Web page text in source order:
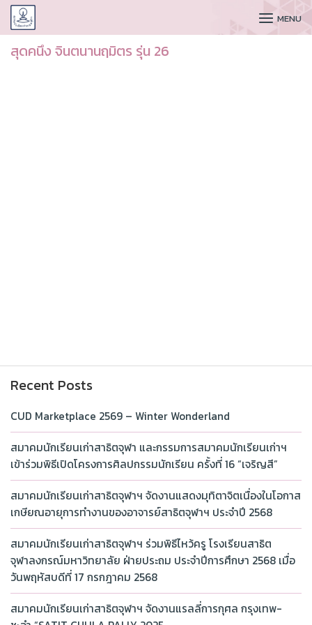
CUDAA MENU
สุดคนึง จินตนานฤมิตร รุ่น 26
Recent Posts
CUD Marketplace 2569 – Winter Wonderland
สมาคมนักเรียนเก่าสาธิตจุฬา และกรรมการสมาคมนักเรียนเก่าฯ
เข้าร่วมพิธีเปิดโครงการศิลปกรรมนักเรียน ครั้งที่ 16 “เจริญสี”
สมาคมนักเรียนเก่าสาธิตจุฬาฯ จัดงานแสดงมุทิตาจิตเนื่องในโอกาส
เกษียณอายุการทำงานของอาจารย์สาธิตจุฬาฯ ประจำปี 2568
สมาคมนักเรียนเก่าสาธิตจุฬาฯ ร่วมพิธีไหว้ครู โรงเรียนสาธิต
จุฬาลงกรณ์มหาวิทยาลัย ฝ่ายประถม ประจำปีการศึกษา 2568 เมื่อ
วันพฤหัสบดีที่ 17 กรกฎาคม 2568
สมาคมนักเรียนเก่าสาธิตจุฬาฯ จัดงานแรลลี่การกุศล กรุงเทพ-